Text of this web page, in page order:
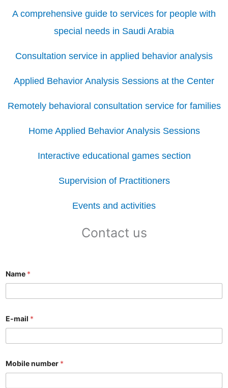
A comprehensive guide to services for people with
special needs in Saudi Arabia
Consultation service in applied behavior analysis
Applied Behavior Analysis Sessions at the Center
Remotely behavioral consultation service for families
Home Applied Behavior Analysis Sessions
Interactive educational games section
Supervision of Practitioners
Events and activities
Contact us
Name *
E-mail *
Mobile number *